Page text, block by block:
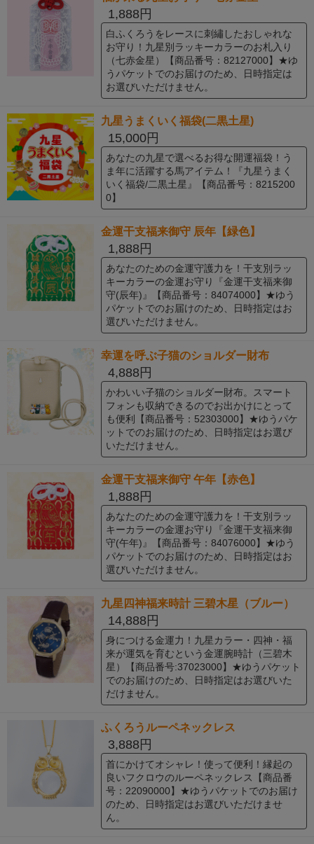
1,888円
白ふくろうをレースに刺繡したおしゃれな
お守り！九星別ラッキーカラーのお札入り
（七赤金星）【商品番号：82127000】★ゆ
うパケットでのお届けのため、日時指定は
お選びいただけません。
九星うまくいく福袋(二黒土星)
15,000円
あなたの九星で選べるお得な開運福袋！う
ま年に活躍する馬アイテム！『九星うまく
いく福袋/二黒土星』【商品番号：8215200
0】
金運干支福来御守 辰年【緑色】
1,888円
あなたのための金運守護力を！干支別ラッ
キーカラーの金運お守り『金運干支福来御
守(辰年)』【商品番号：84074000】★ゆう
パケットでのお届けのため、日時指定はお
選びいただけません。
幸運を呼ぶ子猫のショルダー財布
4,888円
かわいい子猫のショルダー財布。スマート
フォンも収納できるのでお出かけにとって
も便利【商品番号：52303000】★ゆうパケ
ットでのお届けのため、日時指定はお選び
いただけません。
金運干支福来御守 午年【赤色】
1,888円
あなたのための金運守護力を！干支別ラッ
キーカラーの金運お守り『金運干支福来御
守(午年)』【商品番号：84076000】★ゆう
パケットでのお届けのため、日時指定はお
選びいただけません。
九星四神福来時計 三碧木星（ブルー）
14,888円
身につける金運力！九星カラー・四神・福
来が運気を育むという金運腕時計（三碧木
星）【商品番号:37023000】★ゆうパケット
でのお届けのため、日時指定はお選びいた
だけません。
ふくろうルーペネックレス
3,888円
首にかけてオシャレ！使って便利！縁起の
良いフクロウのルーペネックレス【商品番
号：22090000】★ゆうパケットでのお届け
のため、日時指定はお選びいただけませ
ん。